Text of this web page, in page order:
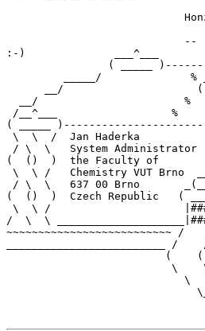
                            --
:-)              ___^___
( _____
_____/              %
__/
__/                       %
/__^___                  %
( _____
\  \  /  Jan Haderka
/ \  \   System
(  ()  )  the Faculty of
\  \ /   Chemistry VUT Brno
/ \  \   637 00 Brno
(  ()  )  Czech Republic
\  \ /
/  \  \
~~~~~~~~~~~~~~~~~~~~~~~~~~
_________________________ /
(
\
\